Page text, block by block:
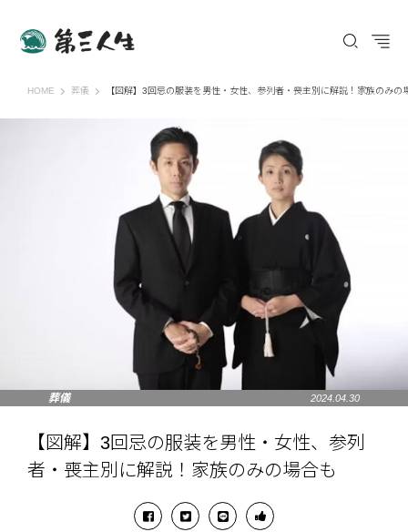
HOME 第三人生 〜寄り道の歩き方〜
葬儀 【図解】3回忌の服装を男性・女性、参列者・喪主別に解説！家族のみの
葬儀 2024.04.30
【図解】3回忌の服装を男性・女性、参列
者・喪主別に解説！家族のみの場合も